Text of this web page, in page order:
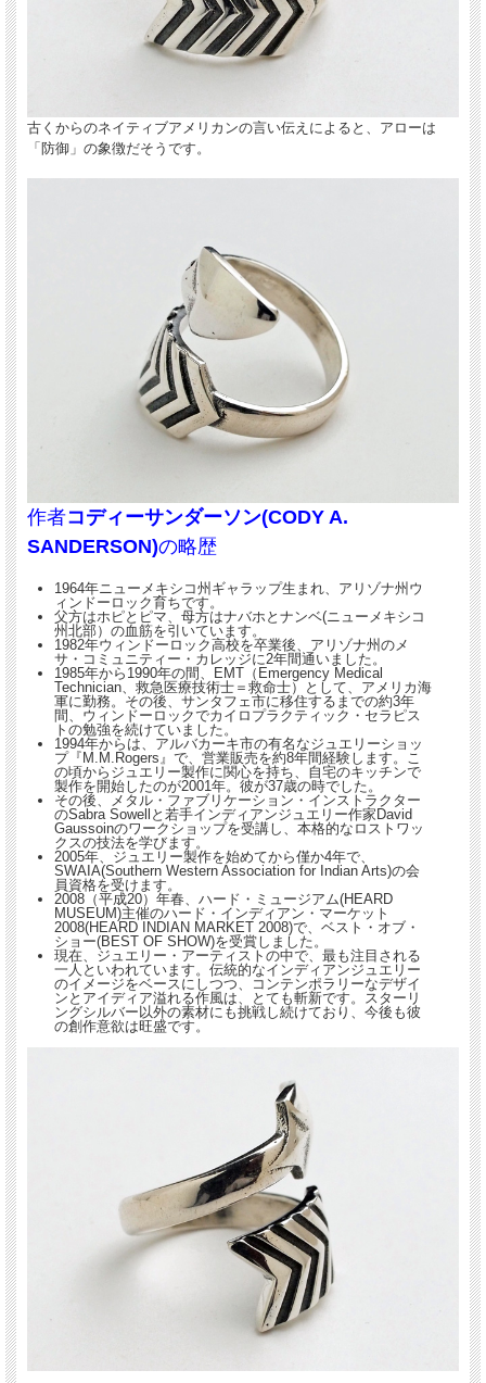
ーソンさんの作品です。伝統的なネイティブ・ア
メリカンのデザインをベースにしつつ、シャープ
でコンテンポラリーな独特の雰囲気が人気の秘密
らせん状の作りですので、若干のサイズ調整が可
能です。
古くからのネイティブアメリカンの言い伝えによると、アローは
「防御」の象徴だそうです。
作者コディーサンダーソン(CODY A.
SANDERSON)の略歴
1964年ニューメキシコ州ギャラップ生まれ、アリゾナ州ウ
ィンドーロック育ちです。
父方はホピとピマ、母方はナバホとナンベ(ニューメキシコ
州北部）の血筋を引いています。
1982年ウィンドーロック高校を卒業後、アリゾナ州のメ
サ・コミュニティー・カレッジに2年間通いました。
1985年から1990年の間、EMT（Emergency Medical
Technician、救急医療技術士＝救命士）として、アメリカ海
軍に勤務。その後、サンタフェ市に移住するまでの約3年
間、ウィンドーロックでカイロプラクティック・セラピス
トの勉強を続けていました。
1994年からは、アルバカーキ市の有名なジュエリーショッ
プ『M.M.Rogers』で、営業販売を約8年間経験します。こ
の頃からジュエリー製作に関心を持ち、自宅のキッチンで
製作を開始したのが2001年。彼が37歳の時でした。
その後、メタル・ファブリケーション・インストラクター
のSabra Sowellと若手インディアンジュエリー作家David
Gaussoinのワークショップを受講し、本格的なロストワッ
クスの技法を学びます。
2005年、ジュエリー製作を始めてから僅か4年で、
SWAIA(Southern Western Association for Indian Arts)の会
員資格を受けます。
2008（平成20）年春、ハード・ミュージアム(HEARD
MUSEUM)主催のハード・インディアン・マーケット
2008(HEARD INDIAN MARKET 2008)で、ベスト・オブ・
ショー(BEST OF SHOW)を受賞しました。
現在、ジュエリー・アーティストの中で、最も注目される
一人といわれています。伝統的なインディアンジュエリー
のイメージをベースにしつつ、コンテンポラリーなデザイ
ンとアイディア溢れる作風は、とても斬新です。スターリ
ングシルバー以外の素材にも挑戦し続けており、今後も彼
の創作意欲は旺盛です。